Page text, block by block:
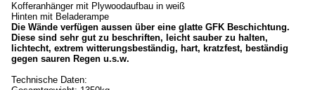
Kofferanhänger mit Plywoodaufbau in weiß
Hinten mit Beladerampe
Die Wände verfügen aussen über eine glatte GFK Beschichtung.
Diese sind sehr gut zu beschriften, leicht sauber zu halten,
lichtecht, extrem witterungsbeständig, hart, kratzfest, beständig
gegen sauren Regen u.s.w.
Technische Daten: